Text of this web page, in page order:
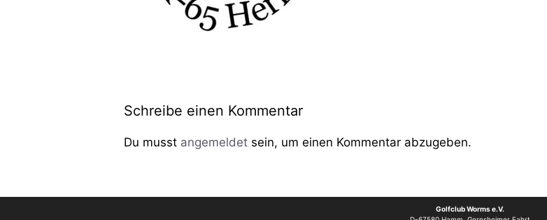
Schreibe einen Kommentar
Du musst angemeldet sein, um einen Kommentar abzugeben.
Golfclub Worms e.V.